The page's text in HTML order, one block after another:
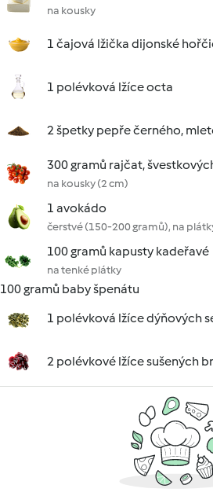
na kousky
1 čajová lžička dijonské
1 polévková lžíce octa
2 špetky pepře černého,
300 gramů rajčat,
na kousky (2 cm)
1 avokádo
čerstvé (150-200 gramů), na
100 gramů kapusty kadeřavé
na tenké plátky
100 gramů baby špenátu
1 polévková lžíce dýňových
2 polévkové lžíce sušených